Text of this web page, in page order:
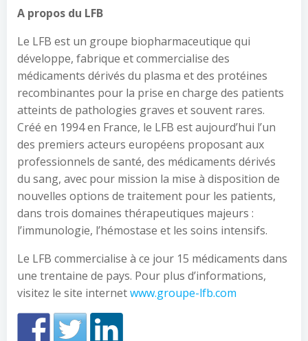
A propos du LFB
Le LFB est un groupe biopharmaceutique qui
développe, fabrique et commercialise des
médicaments dérivés du plasma et des protéines
recombinantes pour la prise en charge des patients
atteints de pathologies graves et souvent rares.
Créé en 1994 en France, le LFB est aujourd’hui l’un
des premiers acteurs européens proposant aux
professionnels de santé, des médicaments dérivés
du sang, avec pour mission la mise à disposition de
nouvelles options de traitement pour les patients,
dans trois domaines thérapeutiques majeurs :
l’immunologie, l’hémostase et les soins intensifs.
Le LFB commercialise à ce jour 15 médicaments dans
une trentaine de pays. Pour plus d’informations,
visitez le site internetwww.groupe-lfb.com